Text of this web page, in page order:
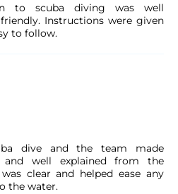
to scuba diving was well
Instructions were given
to follow.
dive and the team made
and well explained from the
clear and helped ease any
the water.